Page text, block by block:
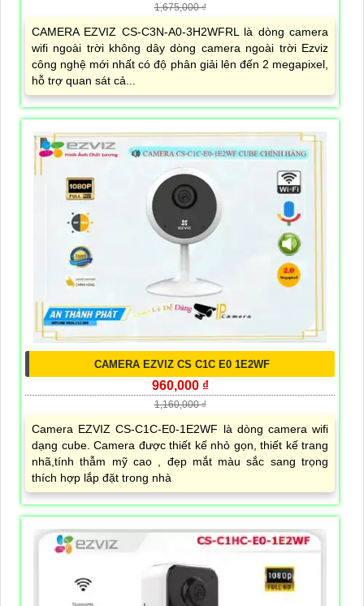
1,675,000 ₫
CAMERA EZVIZ CS-C3N-A0-3H2WFRL là dòng camera
wifi ngoài trời không dây dòng camera ngoài trời Ezviz
công nghệ mới nhất có độ phân giải lên đến 2 megapixel,
hỗ trợ quan sát cả...
CAMERA EZVIZ CS C1C E0 1E2WF
960,000 ₫
1,160,000 ₫
Camera EZVIZ CS-C1C-E0-1E2WF là dòng camera wifi
dạng cube. Camera được thiết kế nhỏ gọn, thiết kế trang
nhã,tính thẫm mỹ cao , đẹp mắt màu sắc sang trọng
thích hợp lắp đặt trong nhà